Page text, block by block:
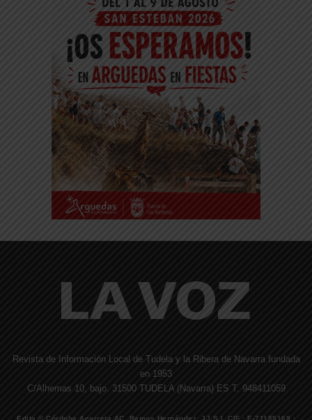
Revista de Información Local de Tudela y la Ribera de Navarra fundada
en 1953
C/Alhemas 10, bajo. 31500 TUDELA (Navarra) ES T. 948411059
Edita © Córdoba Acarreta AC, Ramos Hernández, JJ S.I. CIF · E-71185169 ·